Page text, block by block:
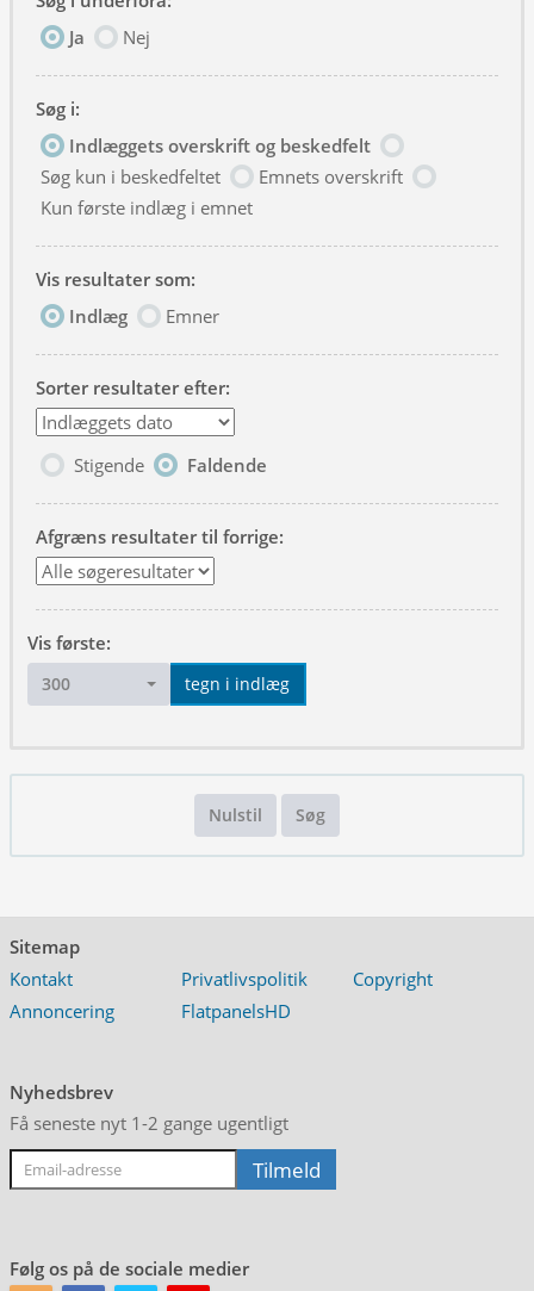
Ja
Nej
Søg i:
Indlæggets overskrift og beskedfelt
Søg kun i beskedfeltet
Emnets overskrift
Kun første indlæg i emnet
Vis resultater som:
Indlæg
Emner
Sorter resultater efter:
Stigende Faldende
Afgræns resultater til forrige:
Vis første:
300 tegn i indlæg
Nulstil Søg
Sitemap
Kontakt
Privatlivspolitik
Copyright
Annoncering
FlatpanelsHD
Nyhedsbrev
Få seneste nyt 1-2 gange ugentligt
Følg os på de sociale medier